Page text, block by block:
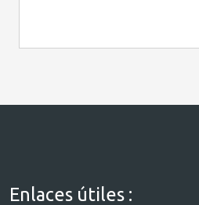
Enlaces útiles :